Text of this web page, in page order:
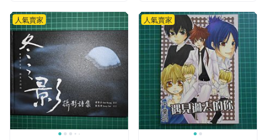
人氣賣家 人氣賣家